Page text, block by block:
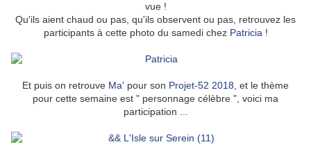
vue !
Qu'ils aient chaud ou pas, qu'ils observent ou pas, retrouvez les
participants à cette photo du samedi chez Patricia !
Et puis on retrouve Ma' pour son Projet-52 2018 , et le thème
pour cette semaine est " personnage célèbre ", voici ma
participation ...